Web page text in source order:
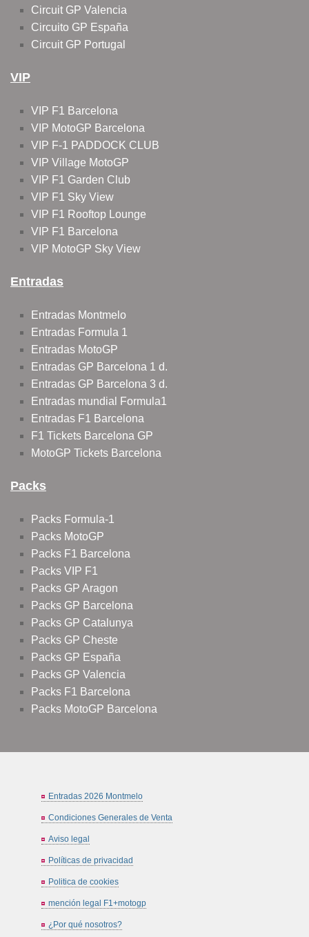
Circuit GP Valencia
Circuito GP España
Circuit GP Portugal
VIP
VIP F1 Barcelona
VIP MotoGP Barcelona
VIP F-1 PADDOCK CLUB
VIP Village MotoGP
VIP F1 Garden Club
VIP F1 Sky View
VIP F1 Rooftop Lounge
VIP F1 Barcelona
VIP MotoGP Sky View
Entradas
Entradas Montmelo
Entradas Formula 1
Entradas MotoGP
Entradas GP Barcelona 1 d.
Entradas GP Barcelona 3 d.
Entradas mundial Formula1
Entradas F1 Barcelona
F1 Tickets Barcelona GP
MotoGP Tickets Barcelona
Packs
Packs Formula-1
Packs MotoGP
Packs F1 Barcelona
Packs VIP F1
Packs GP Aragon
Packs GP Barcelona
Packs GP Catalunya
Packs GP Cheste
Packs GP España
Packs GP Valencia
Packs F1 Barcelona
Packs MotoGP Barcelona
Entradas 2026 Montmelo
Condiciones Generales de Venta
Aviso legal
Políticas de privacidad
Politica de cookies
mención legal F1+motogp
¿Por qué nosotros?